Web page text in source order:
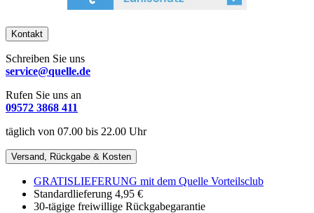
Kontakt
Schreiben Sie uns
service@quelle.de
Rufen Sie uns an
09572 3868 411
täglich von 07.00 bis 22.00 Uhr
Versand, Rückgabe & Kosten
GRATISLIEFERUNG mit dem Quelle Vorteilsclub
Standardlieferung 4,95 €
30-tägige freiwillige Rückgabegarantie